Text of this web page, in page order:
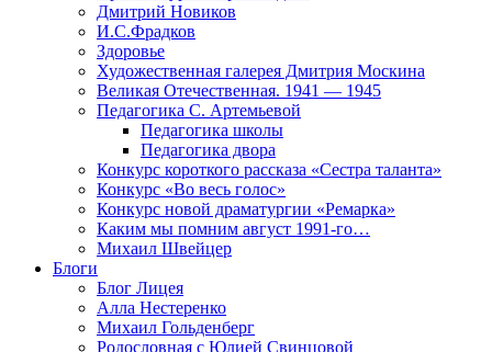
Дмитрий Новиков
И.С.Фрадков
Здоровье
Художественная галерея Дмитрия Москина
Великая Отечественная. 1941 — 1945
Педагогика С. Артемьевой
Педагогика школы
Педагогика двора
Конкурс короткого рассказа «Сестра таланта»
Конкурс «Во весь голос»
Конкурс новой драматургии «Ремарка»
Каким мы помним август 1991-го…
Михаил Швейцер
Блоги
Блог Лицея
Алла Нестеренко
Михаил Гольденберг
Родословная с Юлией Свинцовой